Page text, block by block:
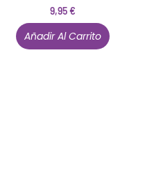
9,95€
Añadir Al Carrito